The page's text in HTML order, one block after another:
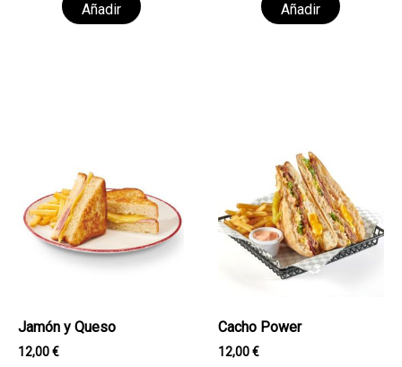
Añadir Añadir
Jamón y Queso
12,00€
Cacho Power
12,00€